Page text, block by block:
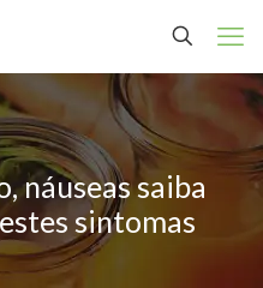
náuseas saiba
sintomas